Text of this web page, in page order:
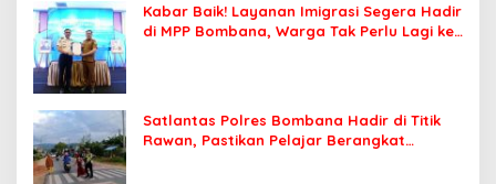
Kabar Baik! Layanan Imigrasi Segera Hadir
di MPP Bombana, Warga Tak Perlu Lagi ke
Satlantas Polres Bombana Hadir di Titik
Rawan, Pastikan Pelajar Berangkat